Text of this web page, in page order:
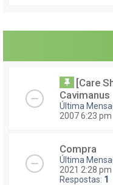
[Care
Cavimanus
Última
2007 6:23 pm
Compra
Última
2021 2:28 pm
Respostas: 1